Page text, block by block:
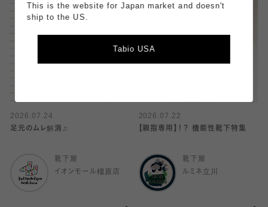
2026.07.24
足元のムレ解消♫
靴下屋
イオンモール橿原店
2026.07.22
【親指専用】！？ 機能性靴下特集
靴下屋
ルミネ立川
This is the website for Japan market and doesn't
ship to the US.
Tabio USA